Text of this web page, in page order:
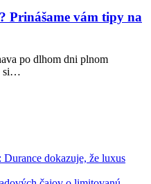
Prinášame vám tipy na
po dlhom dni plnom
si…
Durance dokazuje, že luxus